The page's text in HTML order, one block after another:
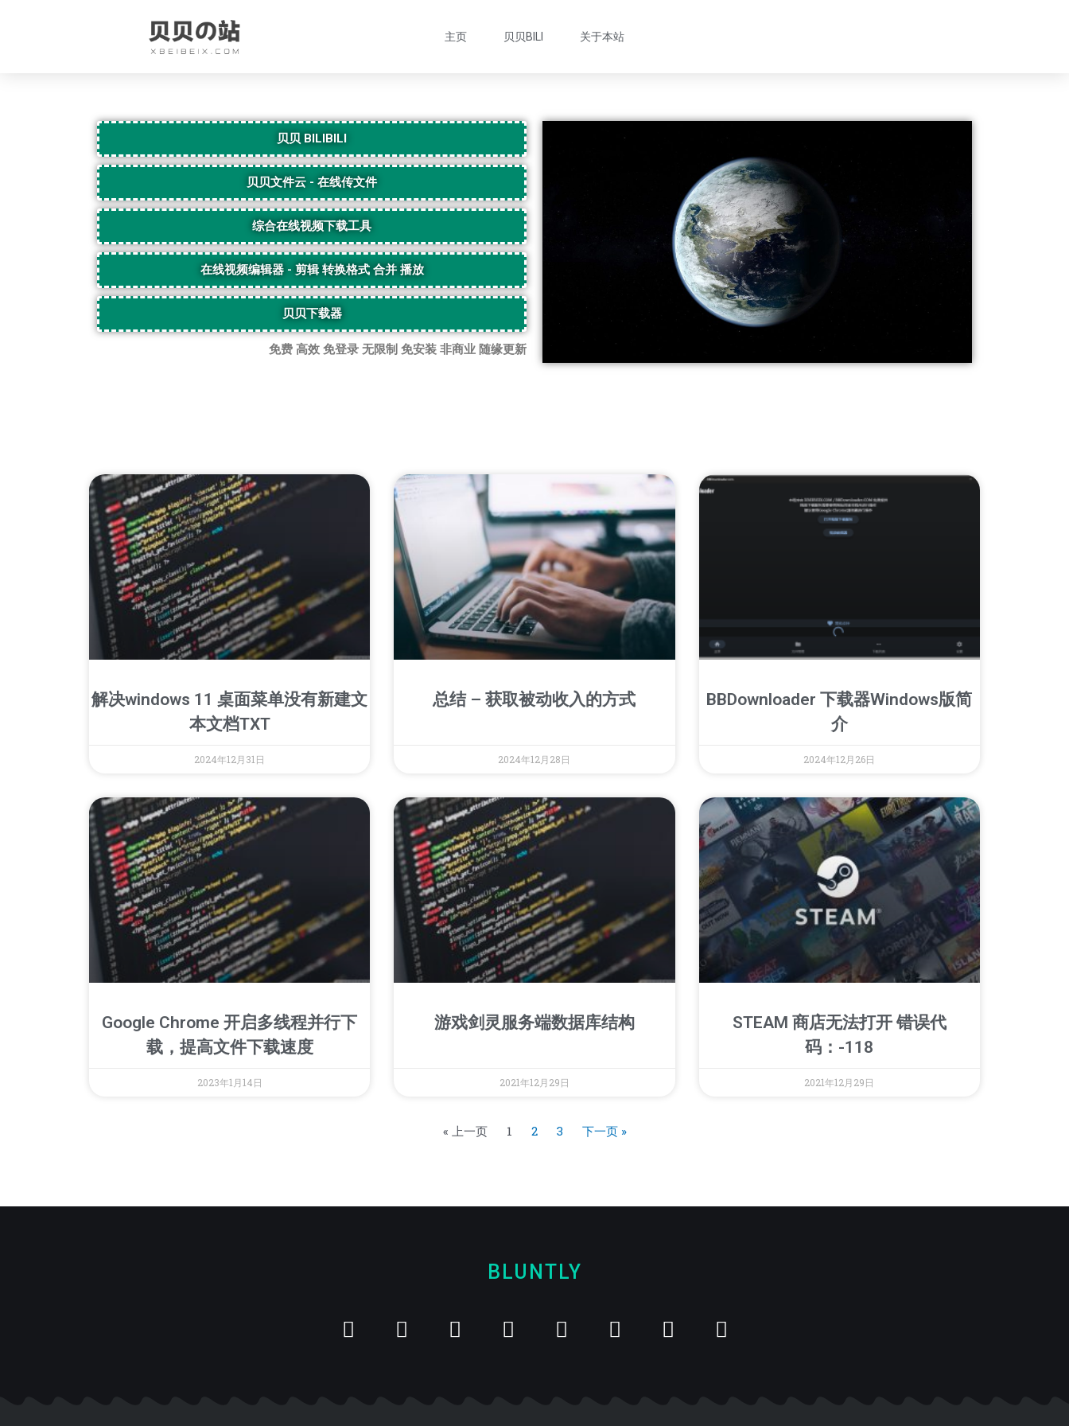
主页 贝贝BILI 关于本站
贝贝 BILIBILI
贝贝文件云 - 在线传文件
综合在线视频下载工具
在线视频编辑器 - 剪辑 转换格式 合并 播放
贝贝下载器
免费 高效 免登录 无限制 免安装 非商业 随缘更新
解决windows 11 桌面菜单没有新建文
本文档TXT
2024年12月31日
总结 – 获取被动收入的方式
2024年12月28日
BBDownloader 下载器Windows版简
介
2024年12月26日
Google Chrome 开启多线程并行下
载，提高文件下载速度
2023年1月14日
游戏剑灵服务端数据库结构
2021年12月29日
STEAM 商店无法打开 错误代
码：-118
2021年12月29日
« 上一页 1 2 3 下一页 »
BLUNTLY